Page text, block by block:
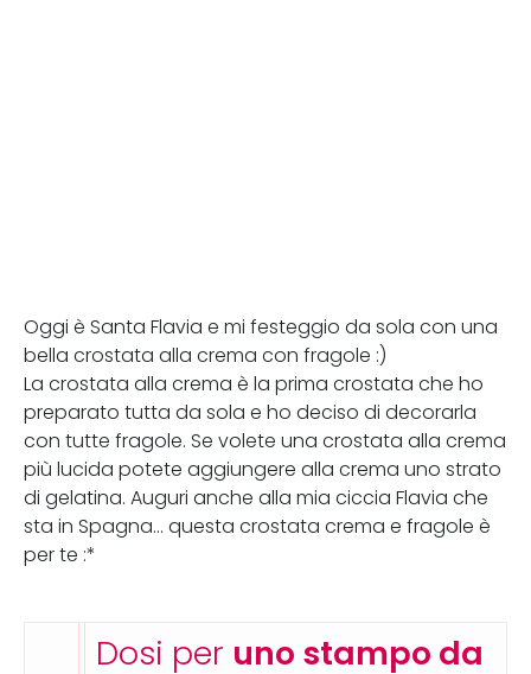
Oggi è Santa Flavia e mi festeggio da sola con una
bella crostata alla crema con fragole :)
La crostata alla crema è la prima crostata che ho
preparato tutta da sola e ho deciso di decorarla
con tutte fragole. Se volete una crostata alla crema
più lucida potete aggiungere alla crema uno strato
di gelatina. Auguri anche alla mia ciccia Flavia che
sta in Spagna... questa crostata crema e fragole è
per te :*
Dosi per uno stampo da